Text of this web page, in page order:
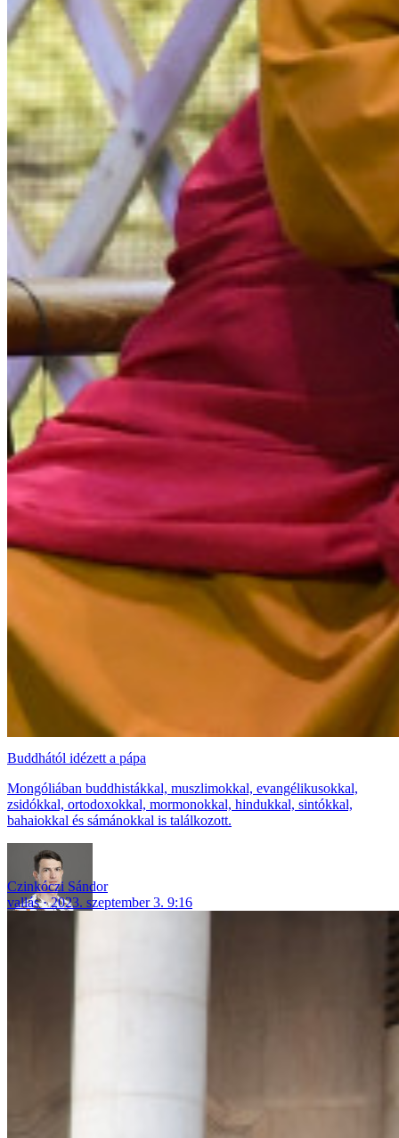
Buddhától idézett a pápa
Mongóliában buddhistákkal, muszlimokkal, evangélikusokkal,
zsidókkal, ortodoxokkal, mormonokkal, hindukkal, sintókkal,
bahaiokkal és sámánokkal is találkozott.
Czinkóczi Sándor
vallás
2023. szeptember 3. 9:16